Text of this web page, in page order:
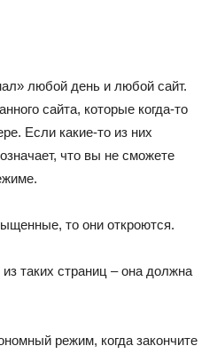
любой день и любой сайт.
сайта, которые когда-то
Если какие-то из них
что вы не сможете
то они откроются.
таких страниц – она должна
режим, когда закончите